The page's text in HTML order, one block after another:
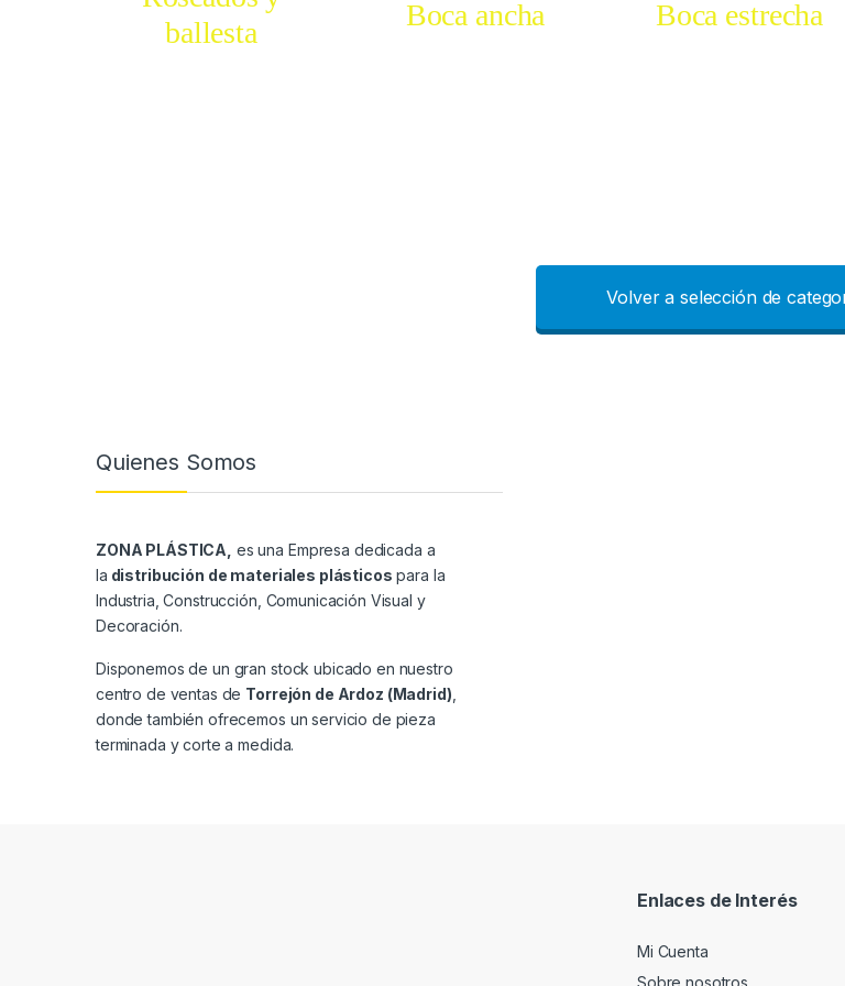
ballesta
Boca ancha Boca estrecha
Volver a selección de
Quienes Somos
ZONA PLÁSTICA, es una Empresa dedicada a
la distribución de materiales plásticos para la
Industria, Construcción, Comunicación Visual y
Decoración.
Disponemos de un gran stock ubicado en nuestro
centro de ventas de Torrejón de Ardoz (Madrid)
donde también ofrecemos un servicio de pieza
terminada y corte a medida.
Enlaces de Interés
Mi Cuenta